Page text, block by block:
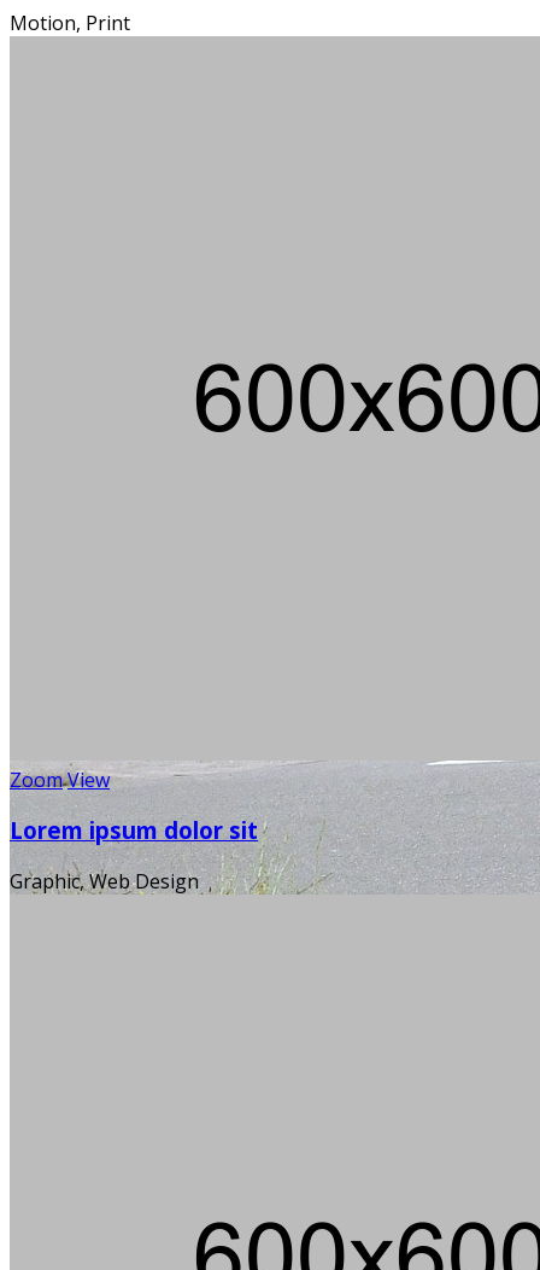
Motion, Print
ZoomView
Lorem ipsum dolor sit
Graphic, Web Design